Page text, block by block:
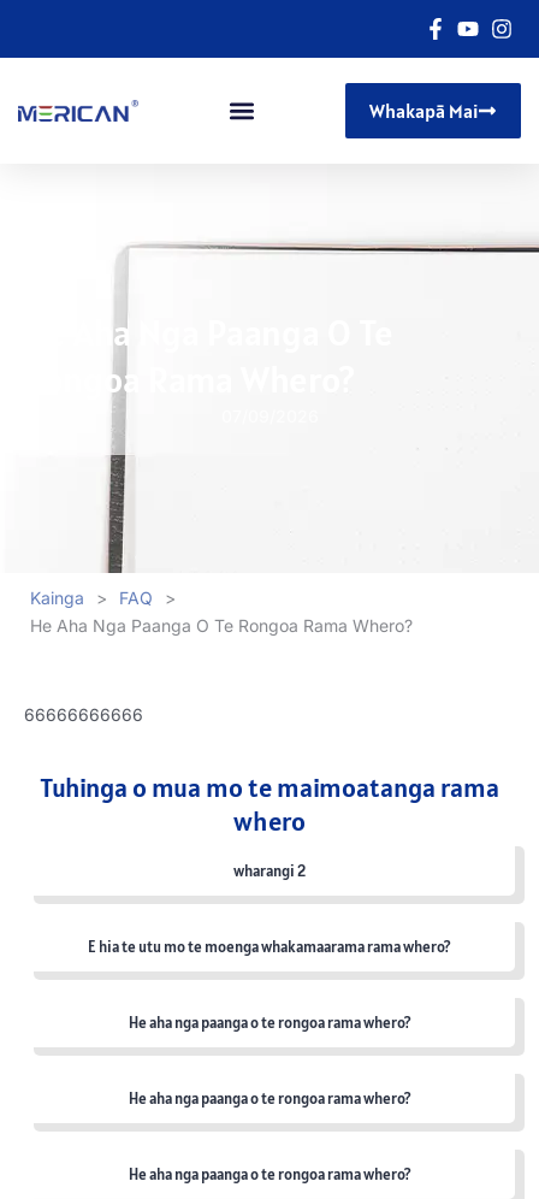
Whakapā Mai
He Aha Nga Paanga O Te
Rongoa Rama Whero?
Kainga > FAQ
>
He Aha Nga Paanga O Te Rongoa Rama Whero?
66666666666
Tuhinga o mua mo te maimoatanga rama
whero
wharangi 2
E hia te utu mo te moenga whakamaarama rama whero?
He aha nga paanga o te rongoa rama whero?
He aha nga paanga o te rongoa rama whero?
He aha nga paanga o te rongoa rama whero?